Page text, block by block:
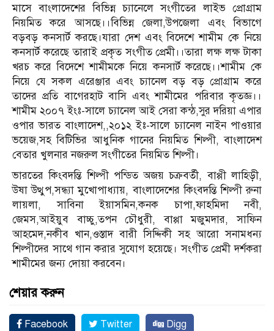
মাসে বাংলাদেশের বিভিন্ন চ্যানেলে সংগীতের লাইভ প্রোগ্রাম
নিয়মিত করে আসছে।।বিভিন্ন জেলা,উপজেলা এবং বিভাগে
বড়বড় কনসার্ট করছে।যারা দেশ এবং বিদেশে শামীম কে নিয়ে
কনসার্ট করেছে তারাই প্রকৃত সংগীত প্রেমী।।তারা লক্ষ লক্ষ টাকা
খরচ করে বিদেশে শামীমকে নিয়ে কনসার্ট করেছে।।শামীম কে
নিয়ে যে সকল এরেঞ্জার এবং চ্যানেল বড় বড় প্রোগ্রাম করে
তাদের প্রতি বাগেরহাট বাসি এবং শামীমের পরিবার কৃতজ্ঞ।।
শামীম ২০০৭ ইংঃ-সালে চ্যানেল আই সেরা কন্ঠ,সুর দরিয়া এপার
ওপার ভারত বাংলাদেশ,,২০১২ ইঃ-সালে চ্যানেল নাইন পাওয়ার
ভয়েজ,সহ বিটিভির আধুনিক গানের নিয়মিত শিল্পী, বাংলাদেশ
বেতার খুলনার নজরুল সংগীতের নিয়মিত শিল্পী।
ভারতের কিংবদন্তি শিল্পী পন্ডিত অজয় চক্রবর্তী, বাপ্পী লাহিড়ী,
উষা উত্থুপ,সন্ধ্যা মুখোপাধ্যায়, বাংলাদেশের কিংবদন্তি শিল্পী রুনা
লায়লা, সাবিনা ইয়াসমিন,কনক চাপা,ফাহমিদা নবী,
জেমস,আইয়ুব বাচ্চু,তপন চৌধুরী, বাপ্পা মজুমদার, সাফিন
আহমেদ,নকীব খান,ওস্তাদ বারী সিদ্দিকী সহ আরো সনামধন্য
শিল্পীদের সাথে গান করার সুযোগ হয়েছে। সংগীত প্রেমী দর্শকরা
শামীমের জন্য দোয়া করবেন।
শেয়ার করুন
Facebook Twitter Digg